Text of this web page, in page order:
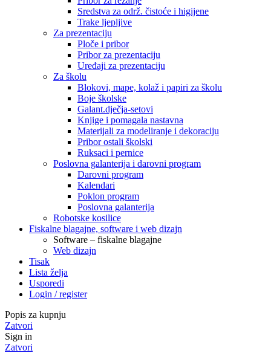
Sredstva za održ. čistoće i higijene
Trake ljepljive
Za prezentaciju
Ploče i pribor
Pribor za prezentaciju
Uređaji za prezentaciju
Za školu
Blokovi, mape, kolaž i papiri za školu
Boje školske
Galant.dječja-setovi
Knjige i pomagala nastavna
Materijali za modeliranje i dekoraciju
Pribor ostali školski
Ruksaci i pernice
Poslovna galanterija i darovni program
Darovni program
Kalendari
Poklon program
Poslovna galanterija
Robotske kosilice
Fiskalne blagajne, software i web dizajn
Software – fiskalne blagajne
Web dizajn
Tisak
Lista želja
Usporedi
Login / register
Popis za kupnju
Zatvori
Sign in
Zatvori